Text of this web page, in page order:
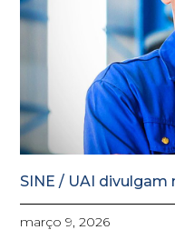
SINE / UAI
março 9, 2026